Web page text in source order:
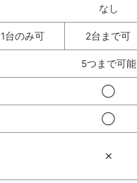
なし
1台のみ可 2台まで可
5つまで可能
◯
◯
✕